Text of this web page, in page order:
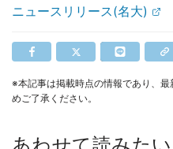
ニュースリリース(名大)
※本記事は掲載時点の情報であり、
めご了承ください。